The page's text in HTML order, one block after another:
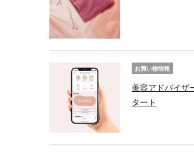
お買い物情報
美容アドバイザ
タート